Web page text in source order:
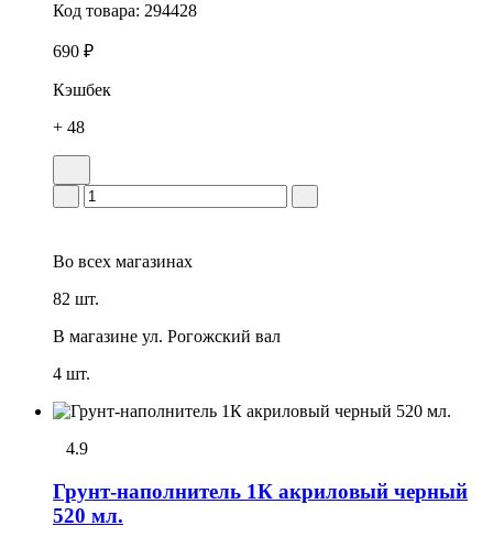
Код товара: 294428
690 ₽
Кэшбек
+ 48
Во всех магазинах
82 шт.
В магазине ул. Рогожский вал
4 шт.
4.9
Грунт-наполнитель 1К акриловый черный
520 мл.